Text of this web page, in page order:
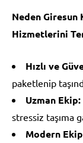
Neden Giresun
Hizmetlerini
Hızlı ve
paketlenip
Uzman Ekip:
stressiz taşıma
Modern